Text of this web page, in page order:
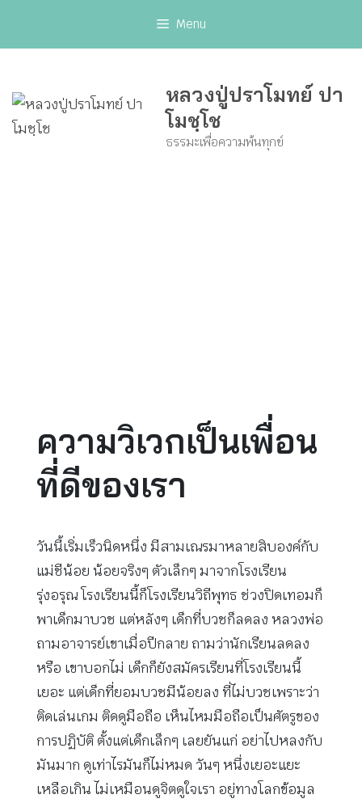
Menu
หลวงปู่ปราโมทย์ ปา
โมชฺโช
ธรรมะเพื่อความพ้นทุกข์
ความวิเวกเป็นเพื่อน
ที่ดีของเรา
วันนี้เริ่มเร็วนิดหนึ่ง มีสามเณรมาหลายสิบองค์กับ
แม่ชีน้อย น้อยจริงๆ ตัวเล็กๆ มาจากโรงเรียน
รุ่งอรุณ โรงเรียนนี้ก็โรงเรียนวิถีพุทธ ช่วงปิดเทอมก็
พาเด็กมาบวช แต่หลังๆ เด็กที่บวชก็ลดลง หลวงพ่อ
ถามอาจารย์เขาเมื่อปีกลาย ถามว่านักเรียนลดลง
หรือ เขาบอกไม่ เด็กก็ยังสมัครเรียนที่โรงเรียนนี้
เยอะ แต่เด็กที่ยอมบวชมีน้อยลง ที่ไม่บวชเพราะว่า
ติดเล่นเกม ติดดูมือถือ เห็นไหมมือถือเป็นศัตรูของ
การปฏิบัติ ตั้งแต่เด็กเล็กๆ เลยยันแก่ อย่าไปหลงกับ
มันมาก ดูเท่าไรมันก็ไม่หมด วันๆ หนึ่งเยอะแยะ
เหลือเกิน ไม่เหมือนดูจิตดูใจเรา อยู่ทางโลกข้อมูล